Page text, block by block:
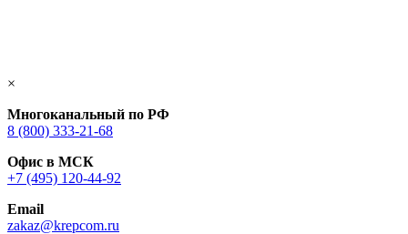
×
Многоканальный по РФ
8 (800) 333‑21-68
Офис в МСК
+7 (495) 120-44-92
Email
zakaz@krepcom.ru